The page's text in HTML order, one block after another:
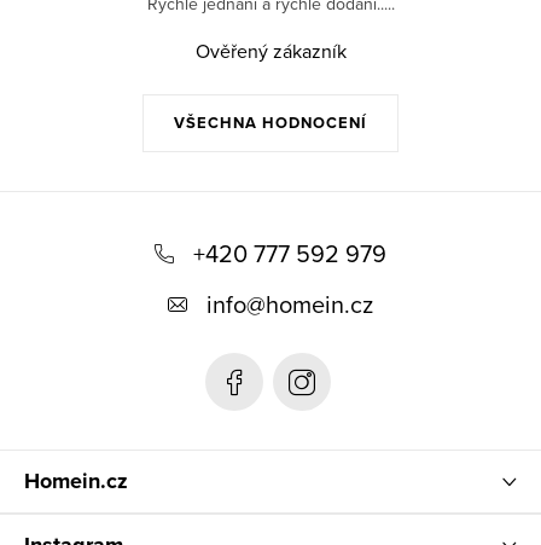
VŠECHNA HODNOCENÍ
Ověřený zákazník
+420 777 592 979
info@homein.cz
Homein.cz